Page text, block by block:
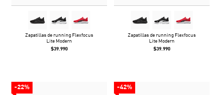
Zapatillas de running Flexfocus
Lite Modern
$39.990
Zapatillas de running Flexfocus
Lite Modern
$39.990
-22% -42%